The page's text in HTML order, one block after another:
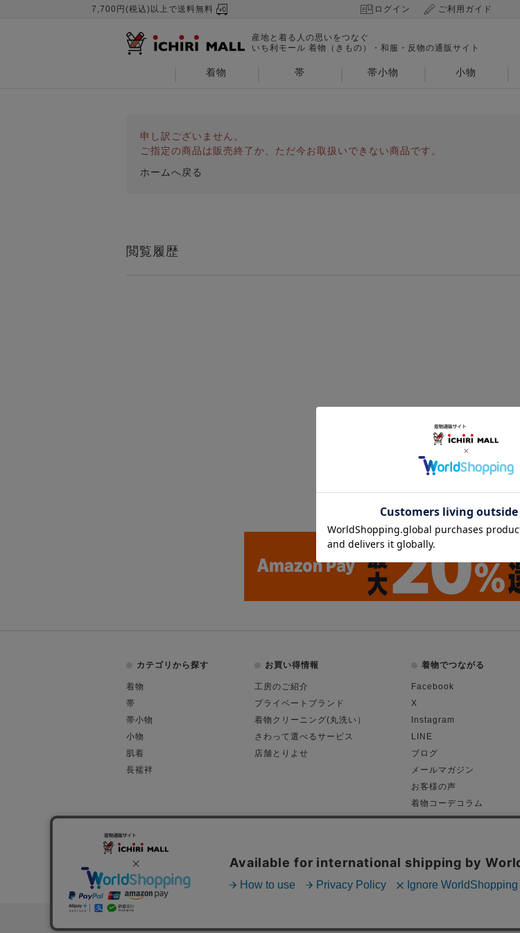
7,700円(税込)以上で送料無料 ログイン ご利用ガイド
産地と着る人の思いをつなぐ
いち利モール 着物（きもの）・和服・反物の通販サイト
着物 帯 帯小物 小物
申し訳ございません。
ご指定の商品は販売終了か、ただ今お取扱いできない商品です。
ホームへ戻る
閲覧履歴
カテゴリから探す
着物
帯
帯小物
小物
肌着
長襦袢
お買い得情報
工房のご紹介
プライベートブランド
着物クリーニング(丸洗い）
さわって選べるサービス
店舗とりよせ
着物でつながる
Facebook
X
Instagram
LINE
ブログ
メールマガジン
お客様の声
着物コーデコラム